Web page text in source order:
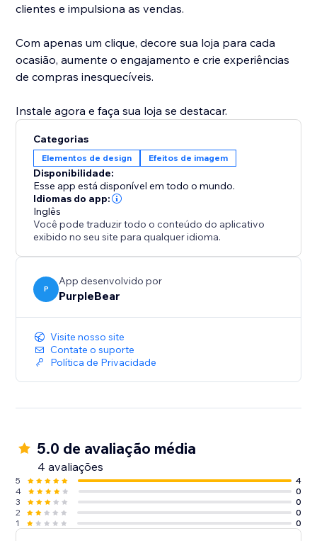
clientes e impulsiona as vendas.
Com apenas um clique, decore sua loja para cada
ocasião, aumente o engajamento e crie experiências
de compras inesquecíveis.
Instale agora e faça sua loja se destacar.
Categorias
Elementos de design Efeitos de imagem
Disponibilidade:
Esse app está disponível em todo o mundo.
Idiomas do app:
Inglês
Você pode traduzir todo o conteúdo do aplicativo
exibido no seu site para qualquer idioma.
P
App desenvolvido por
PurpleBear
Visite nosso site
Contate o suporte
Política de Privacidade
5.0 de avaliação média
4 avaliações
5
4
4
0
3
0
2
0
1
0